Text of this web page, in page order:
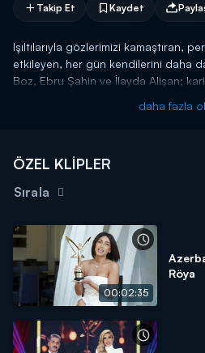
Takip Et Kaydet
Işıltılarıyla gözlerimizi kamaştıran,
etkileyen, her gün kendilerini daha
Boz, Ebru Şahin ve İlayda Alişan;
daha fazla
ÖZEL KLİPLER
Sırala
00:02:35
Röya